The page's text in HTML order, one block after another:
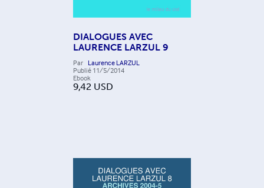
DIALOGUES AVEC
LAURENCE LARZUL 9
Par Laurence LARZUL
Publié 11/5/2014
Ebook
9,42 USD